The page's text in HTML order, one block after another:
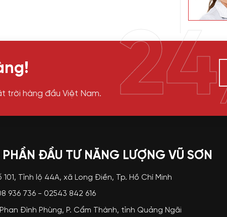
trời hàng đầu Việt Nam.
ĐẦU TƯ NĂNG LƯỢNG VŨ SƠN
Tỉnh lộ 44A, xã Long Điền, Tp. Hồ Chí Minh
736 - 02543 842 616
Đình Phùng, P. Cẩm Thành, tỉnh Quảng Ngãi